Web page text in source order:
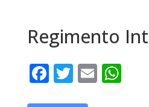
Regimento
Facebook
Twitter
Email